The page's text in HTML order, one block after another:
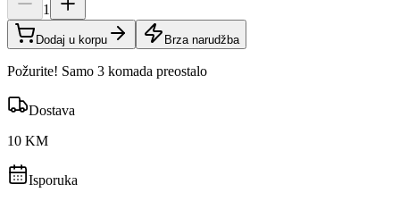
1
Dodaj u korpu Brza narudžba
Požurite! Samo 3 komada preostalo
Dostava
10 KM
Isporuka